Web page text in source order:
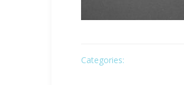
Categories: